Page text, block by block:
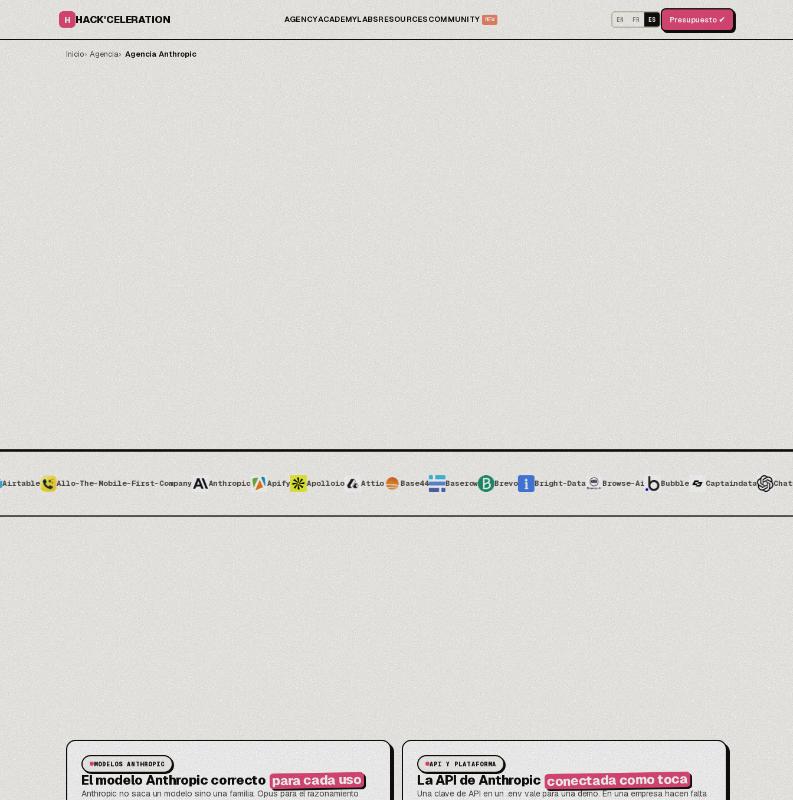
H HACK'CELERATION AGENCYACADEMYLABSRESOURCESCOMMUNITY NEW EN FR ES Presupuesto ✔
Inicio Agencia Agencia Anthropic
tus modelos bajo
control.
tu@empresa.com
Auditoría gratis de 60 min →
Sin spam, nunca. Cancela en un clic.
TRUSTPILOT
LO QUE ENCUADRAMOS · ANTHROPIC
01 Modelos Anthropic
Opus, Sonnet o Haiku, la elección correcta
02 Integración de API
La API de Anthropic conectada como toca
03 Seguridad y datos
Confidencialidad y guardrails
Gobernanza
Quién usa Claude, y cómo
4
PILARES
3
MODELOS CLAUDE
API
ANTHROPIC
Allo-The-Mobile-First-Company Anthropic Apify Apolloio Attio Base44 Baserow Brevo Bright-Data Browse-Ai Bubble Captaindata ChatGPT
MODELOS ANTHROPIC
El modelo Anthropic correcto para cada uso
Anthropic no saca un modelo sino una familia: Opus para el razonamiento
API Y PLATAFORMA
La API de Anthropic conectada como toca
Una clave de API en un .env vale para una demo. En una empresa hacen falta